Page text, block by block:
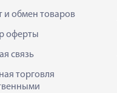
и обмен товаров
оферты
связь
торговля